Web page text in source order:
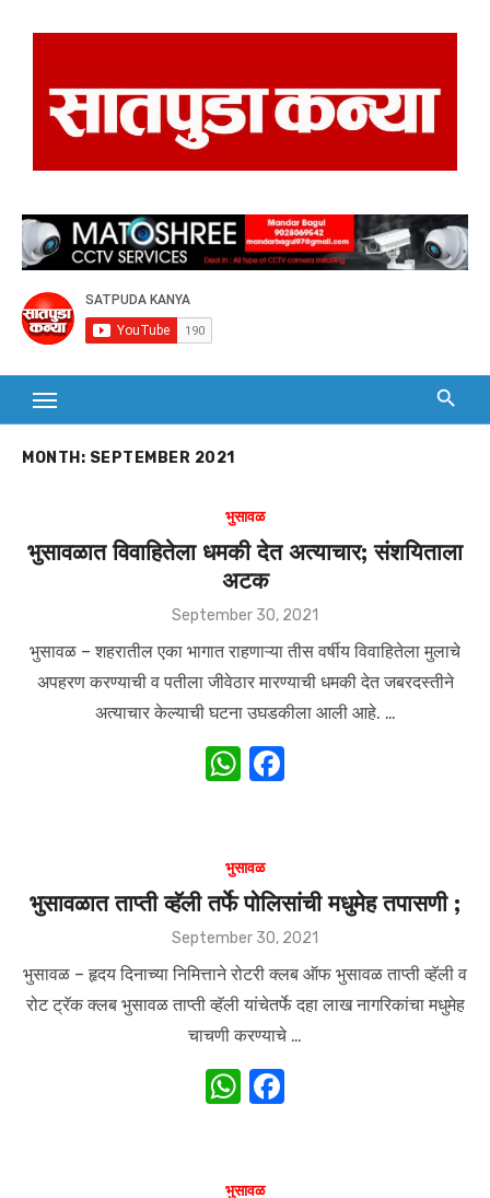
MONTH: SEPTEMBER 2021
भुसावळ
भुसावळात विवाहितेला धमकी देत अत्याचार; संशयिताला
अटक
Posted
September 30, 2021
भुसावळ – शहरातील एका भागात राहणाऱ्या तीस वर्षीय विवाहितेला मुलाचे
अपहरण करण्याची व पतीला जीवेठार मारण्याची धमकी देत जबरदस्तीने
अत्याचार केल्याची घटना उघडकीला आली आहे. …
W
s
A
p
p
b
o
o
k
भुसावळ
भुसावळात ताप्ती व्हॅली तर्फे पोलिसांची मधुमेह तपासणी ;
Posted
September 30, 2021
भुसावळ – हृदय दिनाच्या निमित्ताने रोटरी क्लब ऑफ भुसावळ ताप्ती व्हॅली व
रोट ट्रॅक क्लब भुसावळ ताप्ती व्हॅली यांचेतर्फे दहा लाख नागरिकांचा मधुमेह
चाचणी करण्याचे …
W
भुसावळ